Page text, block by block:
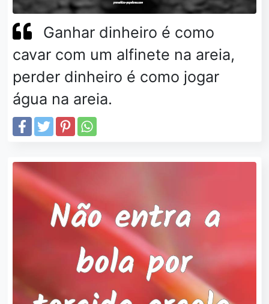
Ganhar dinheiro é como
cavar com um alfinete na areia,
perder dinheiro é como jogar
água na areia.